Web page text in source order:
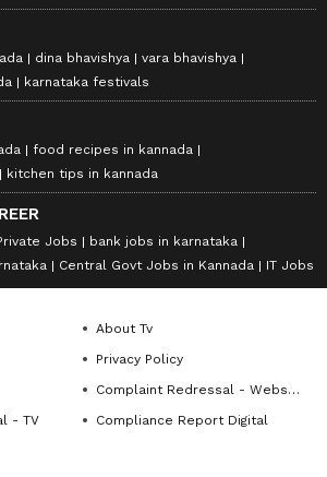
dina bhavishya
vara bhavishya
karnataka festivals
food recipes in kannada
kitchen tips in kannada
Jobs
bank jobs in karnataka
Central Govt Jobs in Kannada IT Jobs
About Tv
Privacy Policy
Complaint Redressal - Website
- TV
Compliance Report Digital